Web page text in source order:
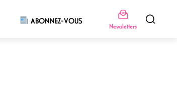
ABONNEZ-VOUS
Newsletters